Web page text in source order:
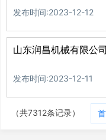
发布时间:2023-12-12
山东润昌机械有限公司
发布时间:2023-12-11
（共7312条记录）